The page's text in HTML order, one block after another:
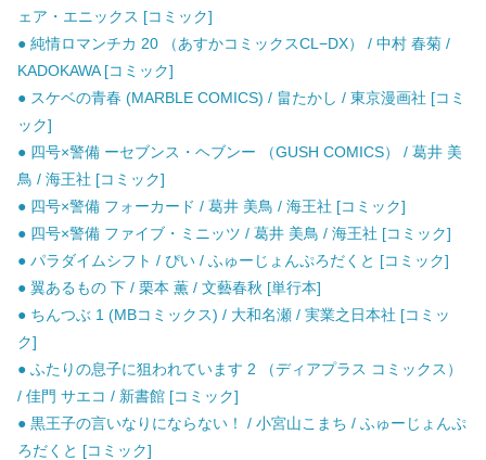
ェア・エニックス [コミック]
● 純情ロマンチカ 20 （あすかコミックスCL−DX） / 中村 春菊 /
KADOKAWA [コミック]
● スケベの青春 (MARBLE COMICS) / 畠たかし / 東京漫画社 [コミ
ック]
● 四号×警備 ーセブンス・ヘブンー （GUSH COMICS） / 葛井 美
鳥 / 海王社 [コミック]
● 四号×警備 フォーカード / 葛井 美鳥 / 海王社 [コミック]
● 四号×警備 ファイブ・ミニッツ / 葛井 美鳥 / 海王社 [コミック]
● パラダイムシフト / ぴい / ふゅーじょんぷろだくと [コミック]
● 翼あるもの 下 / 栗本 薫 / 文藝春秋 [単行本]
● ちんつぶ 1 (MBコミックス) / 大和名瀬 / 実業之日本社 [コミッ
ク]
● ふたりの息子に狙われています 2 （ディアプラス コミックス）
/ 佳門 サエコ / 新書館 [コミック]
● 黒王子の言いなりにならない！ / 小宮山こまち / ふゅーじょんぷ
ろだくと [コミック]